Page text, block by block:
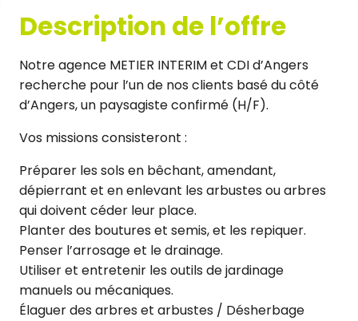
Description de l’offre
Notre agence METIER INTERIM et CDI d’Angers
recherche pour l’un de nos clients basé du côté
d’Angers, un paysagiste confirmé (H/F).
Vos missions consisteront :
Préparer les sols en bêchant, amendant,
dépierrant et en enlevant les arbustes ou arbres
qui doivent céder leur place.
Planter des boutures et semis, et les repiquer.
Penser l’arrosage et le drainage.
Utiliser et entretenir les outils de jardinage
manuels ou mécaniques.
Élaguer des arbres et arbustes / Désherbage